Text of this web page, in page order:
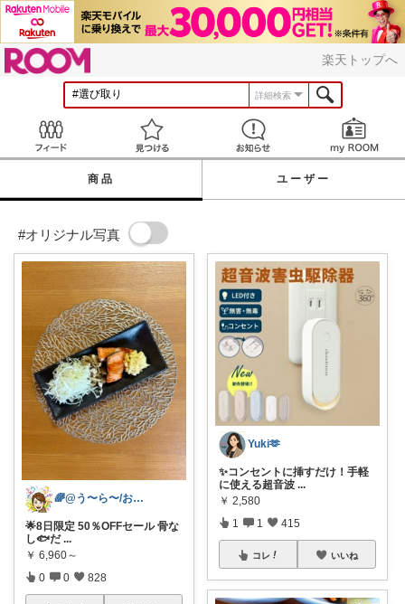
楽天トップへ
詳細検索
見つける お知らせ
商品 ユーザー
#オリジナル写真
🌈@う〜ら〜/お得✨美味しい✨素敵✨
🌟8日限定 50％OFFセール 骨な
し🐟だ ...
￥ 6,960～
0 0 828
Yuki🫶
✨コンセントに挿すだけ！手軽
に使える超音波 ...
￥ 2,580
1 1 415
コレ いいね